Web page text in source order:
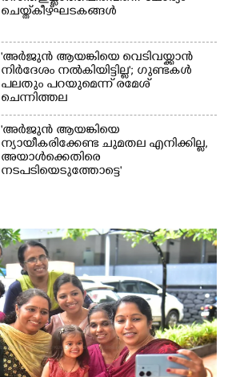
ചെയ്ത് കീഴ്ഘടകങ്ങൾ
'അർജുൻ ആയങ്കിയെ വെടിവയ്ക്കാൻ
നിർദേശം നൽകിയിട്ടില്ല'; ഗുണ്ടകൾ
പലതും പറയുമെന്ന് രമേശ്
ചെന്നിത്തല
'അർജുൻ ആയങ്കിയെ
ന്യായീകരിക്കേണ്ട ചുമതല എനിക്കില്ല,
അയാൾക്കെതിരെ
നടപടിയെടുത്തോട്ടെ'